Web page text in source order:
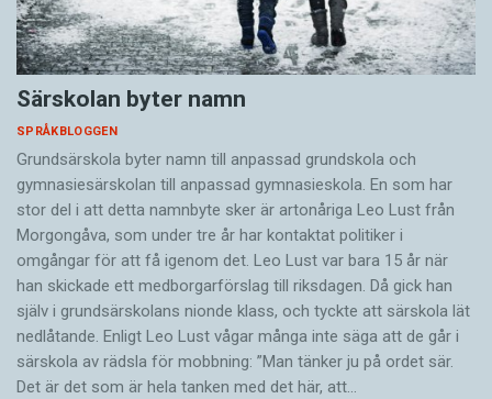
Särskolan byter namn
SPRÅKBLOGGEN
Grundsärskola byter namn till anpassad grundskola och
gymnasiesärskolan till anpassad gymnasieskola. En som har
stor del i att detta namnbyte sker är artonåriga Leo Lust från
Morgongåva, som under tre år har kontaktat politiker i
omgångar för att få igenom det. Leo Lust var bara 15 år när
han skickade ett medborgarförslag till riksdagen. Då gick han
själv i grundsärskolans nionde klass, och tyckte att särskola lät
nedlåtande. Enligt Leo Lust vågar många inte säga att de går i
särskola av rädsla för mobbning: ”Man tänker ju på ordet sär.
Det är det som är hela tanken med det här, att…